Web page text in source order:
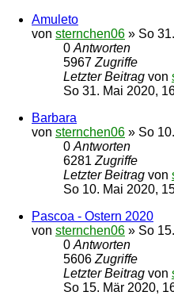
Amuleto
von sternchen06 » So
0 Antworten
5967 Zugriffe
Letzter Beitrag von
So 31. Mai 2020,
Barbara
von sternchen06 » So
0 Antworten
6281 Zugriffe
Letzter Beitrag von
So 10. Mai 2020,
Pascoa - Ostern 2020
von sternchen06 » So
0 Antworten
5606 Zugriffe
Letzter Beitrag von
So 15. Mär 2020,